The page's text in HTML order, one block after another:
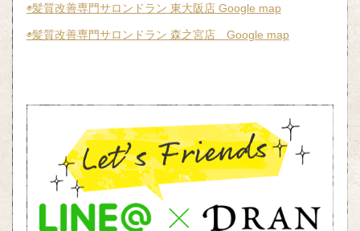
◉髪質改善専門サロンドラン 東大阪店 Google map
◉髪質改善専門サロンドラン 森之宮店 Google map